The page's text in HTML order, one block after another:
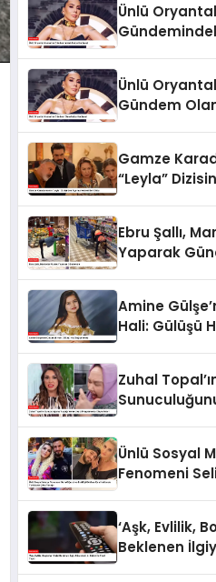
Ünlü Oryantal
Ünlü Oryantal
Gündem
Gamze
“Leyla”
Ebru Şallı,
Yaparak
Amine
Hali: Gülüşü
Zuhal
Ünlü Sosyal
Fenomeni
Yasağı
‘Aşk, Evlilik,
Beklenen